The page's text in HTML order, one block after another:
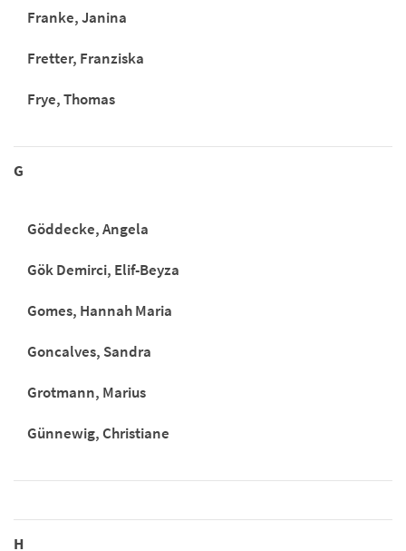
Franke, Janina
Fretter, Franziska
Frye, Thomas
G
Göddecke, Angela
Gök Demirci, Elif-Beyza
Gomes, Hannah Maria
Goncalves, Sandra
Grotmann, Marius
Günnewig, Christiane
H